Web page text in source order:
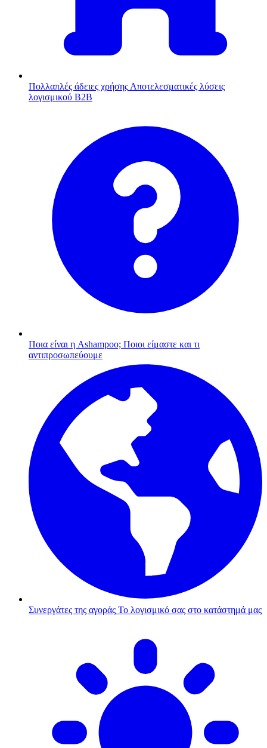
Πολλαπλές άδειες χρήσης Αποτελεσματικές λύσεις
λογισμικού B2B
Ποια είναι η Ashampoo; Ποιοι είμαστε και τι
αντιπροσωπεύουμε
Συνεργάτες της αγοράς Το λογισμικό σας στο κατάστημά μας